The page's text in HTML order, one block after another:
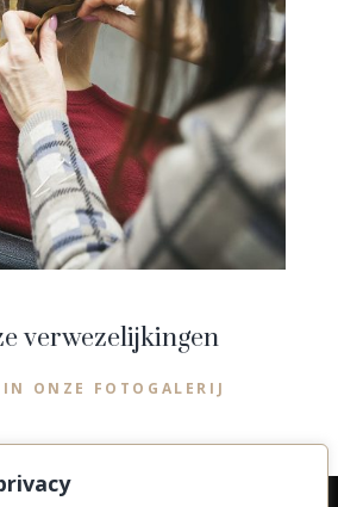
verwezelijkingen
ONZE FOTOGALERIJ